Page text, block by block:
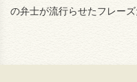
の弁士が流行らせたフレーズ